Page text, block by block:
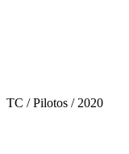
TC / Pilotos / 2020